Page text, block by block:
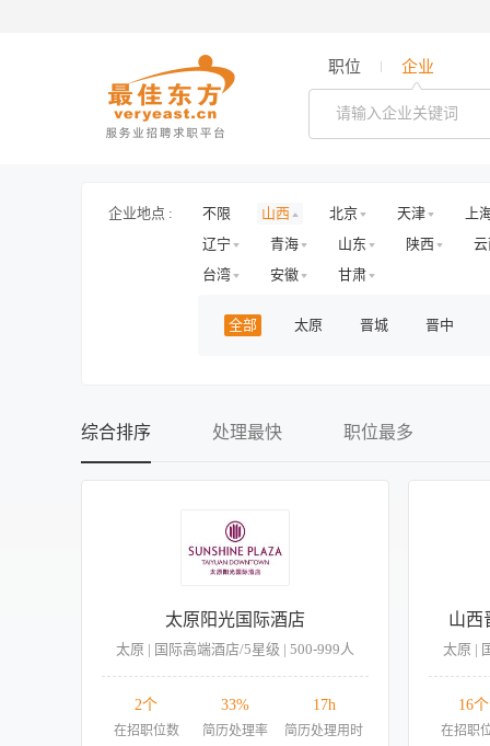
职位 企业
企业地点 : 不限 山西 北京 天津
上
辽宁
青海 山东 陕西
台湾
安徽 甘肃
全部 太原 晋城 晋中
综合排序 处理最快 职位最多
太原阳光国际酒店
太原 | 国际高端酒店/5星级 | 500-999人
2个
在招职位数
33%
简历处理率
17h
简历处理用时
山西
太原 |
16个
在招职